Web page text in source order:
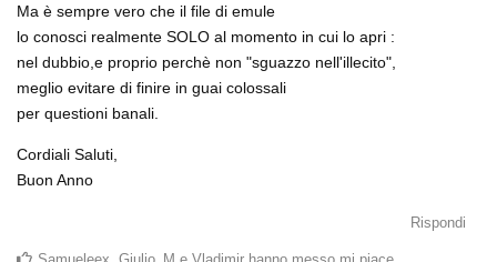
Ma è sempre vero che il file di emule
lo conosci realmente SOLO al momento in cui lo apri :
nel dubbio,e proprio perchè non "sguazzo nell'illecito",
meglio evitare di finire in guai colossali
per questioni banali.
Cordiali Saluti,
Buon Anno
Rispondi